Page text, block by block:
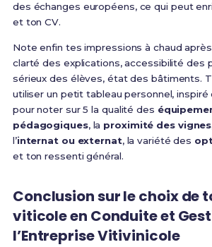
des échanges européens, ce qui peut
et ton CV.
Note enfin tes impressions à chaud
clarté des explications, accessibilité des
sérieux des élèves, état des bâtiments.
utiliser un petit tableau personnel, inspiré
pour noter sur 5 la qualité des
pédagogiques, la proximité des vignes
l’internat ou externat, la variété des
et ton ressenti général.
Conclusion sur le choix de
viticole en Conduite et
l’Entreprise Vitivinicole